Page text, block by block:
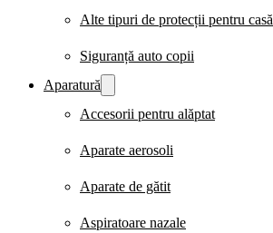
Alte tipuri de protecții pentru casă
Siguranță auto copii
Aparatură
Accesorii pentru alăptat
Aparate aerosoli
Aparate de gătit
Aspiratoare nazale